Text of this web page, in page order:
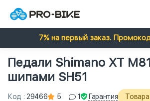
7% на первый заказ.
Педали Shimano XT
шипами SH51
Код : 29466 5 1 Гарантия